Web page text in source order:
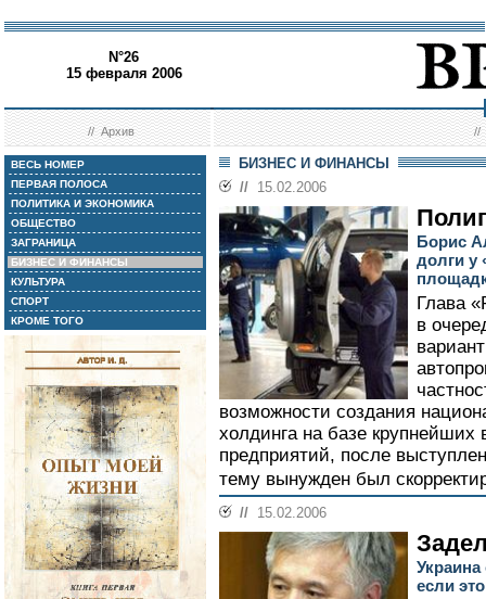
N°26
15 февраля 2006
//Архив //
ВЕСЬ НОМЕР
ПЕРВАЯ ПОЛОСА
ПОЛИТИКА И ЭКОНОМИКА
ОБЩЕСТВО
ЗАГРАНИЦА
БИЗНЕС И ФИНАНСЫ
КУЛЬТУРА
СПОРТ
КРОМЕ ТОГО
БИЗНЕС И ФИНАНСЫ
// 15.02.2006
Борис
долги у
Глава
в
возможности создания
холдинга на базе
предприятий, после
тему вынужден был
// 15.02.2006
Украина
если